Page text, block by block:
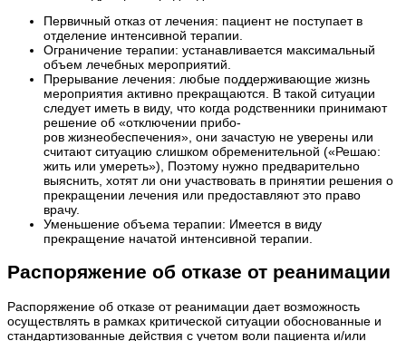
Первичный отказ от лечения: пациент не поступает в
отделение интенсивной терапии.
Ограничение терапии: устанавливается максимальный
объем лечебных мероприятий.
Прерывание лечения: любые поддерживающие жизнь
мероприятия активно прекращаются. В такой ситуации
следует иметь в виду, что когда родственники принимают
решение об «отключении прибо-
ров жизнеобеспечения», они зачастую не уверены или
считают ситуацию слишком обременительной («Решаю:
жить или умереть»), Поэтому нужно предварительно
выяснить, хотят ли они участвовать в принятии решения о
прекращении лечения или предоставляют это право
врачу.
Уменьшение объема терапии: Имеется в виду
прекращение начатой интенсивной терапии.
Распоряжение об отказе от реанимации
Распоряжение об отказе от реанимации дает возможность
осуществлять в рамках критической ситуации обоснованные и
стандартизованные действия с учетом воли пациента и/или